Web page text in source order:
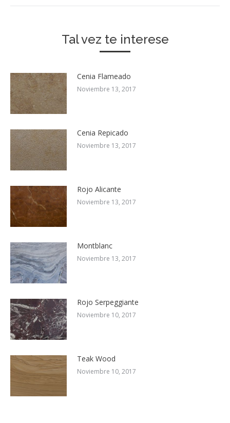
Tal vez te interese
Cenia Flameado
Noviembre 13, 2017
Cenia Repicado
Noviembre 13, 2017
Rojo Alicante
Noviembre 13, 2017
Montblanc
Noviembre 13, 2017
Rojo Serpeggiante
Noviembre 10, 2017
Teak Wood
Noviembre 10, 2017